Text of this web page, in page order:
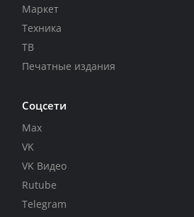
Маркет
Техника
ТВ
Печатные издания
Соцсети
Max
VK
VK Видео
Rutube
Telegram